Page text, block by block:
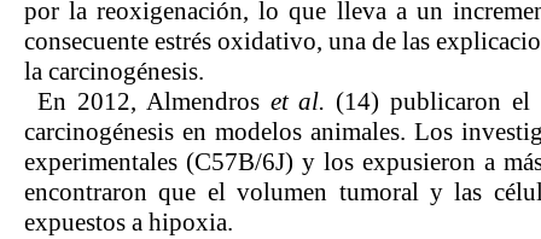
por la reoxigenación, lo que lleva a un
consecuente estrés oxidativo, una de las
la carcinogénesis.
En 2012, Almendros et al. (14) publicaron el
carcinogénesis en modelos animales. Los
experimentales (C57B/6J) y los expusieron a
encontraron que el volumen tumoral y las
expuestos a hipoxia.